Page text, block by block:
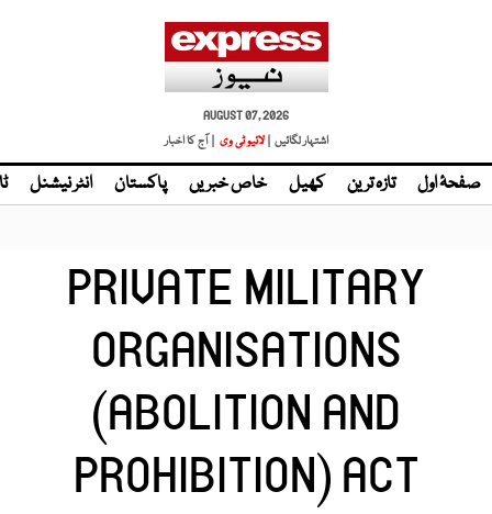
AUGUST 07, 2026
اشتہار لگائیں | لائیو ٹی وی | آج کا اخبار
صفحۂ اول تازہ ترین کھیل خاص خبریں پاکستان انٹر نیشنل
PRIVATE MILITARY
ORGANISATIONS
(ABOLITION AND
PROHIBITION) ACT